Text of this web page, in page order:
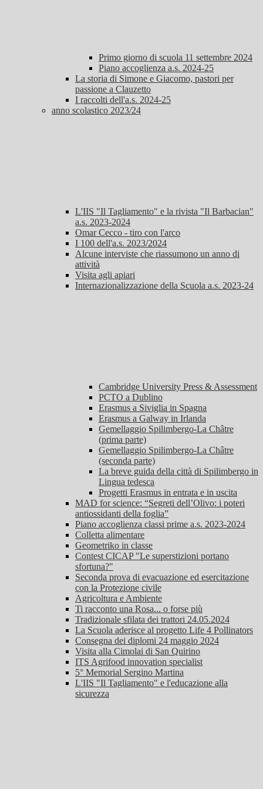
Primo giorno di scuola 11 settembre 2024
Piano accoglienza a.s. 2024-25
La storia di Simone e Giacomo, pastori per
passione a Clauzetto
I raccolti dell'a.s. 2024-25
anno scolastico 2023/24
L'IIS "Il Tagliamento" e la rivista "Il Barbacian"
a.s. 2023-2024
Omar Cecco - tiro con l'arco
I 100 dell'a.s. 2023/2024
Alcune interviste che riassumono un anno di
attività
Visita agli apiari
Internazionalizzazione della Scuola a.s. 2023-24
Cambridge University Press & Assessment
PCTO a Dublino
Erasmus a Siviglia in Spagna
Erasmus a Galway in Irlanda
Gemellaggio Spilimbergo-La Châtre
(prima parte)
Gemellaggio Spilimbergo-La Châtre
(seconda parte)
La breve guida della città di Spilimbergo in
Lingua tedesca
Progetti Erasmus in entrata e in uscita
MAD for science: “Segreti dell’Olivo: i poteri
antiossidanti della foglia”
Piano accoglienza classi prime a.s. 2023-2024
Colletta alimentare
Geometriko in classe
Contest CICAP "Le superstizioni portano
sfortuna?"
Seconda prova di evacuazione ed esercitazione
con la Protezione civile
Agricoltura e Ambiente
Ti racconto una Rosa... o forse più
Tradizionale sfilata dei trattori 24.05.2024
La Scuola aderisce al progetto Life 4 Pollinators
Consegna dei diplomi 24 maggio 2024
Visita alla Cimolai di San Quirino
ITS Agrifood innovation specialist
5° Memorial Sergino Martina
L'IIS "Il Tagliamento" e l'educazione alla
sicurezza